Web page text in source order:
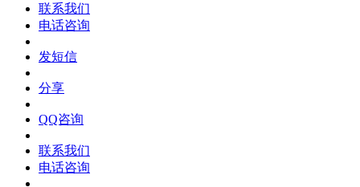
联系我们
电话咨询
发短信
分享
QQ咨询
联系我们
电话咨询